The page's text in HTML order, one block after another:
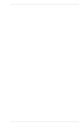
Карл III
Меган